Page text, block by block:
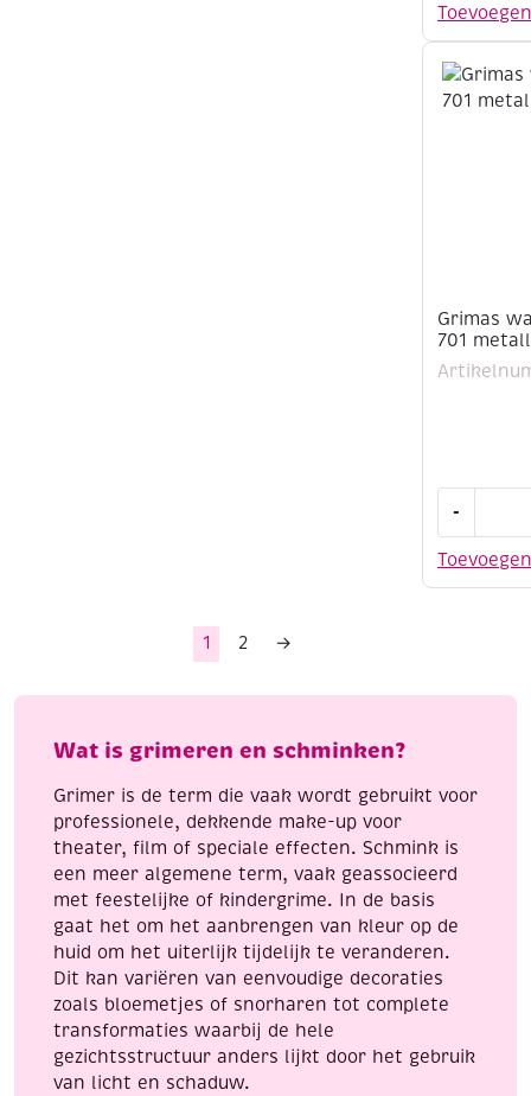
Toevoegen
make-
15
ml,
701
Grimas
701
Toevoegen
-
make-
1 2 →
Wat is grimeren en schminken?
Grimer is de term die vaak wordt gebruikt voor
professionele, dekkende make-up voor
theater, film of speciale effecten. Schmink is
een meer algemene term, vaak geassocieerd
met feestelijke of kindergrime. In de basis
gaat het om het aanbrengen van kleur op de
huid om het uiterlijk tijdelijk te veranderen.
Dit kan variëren van eenvoudige decoraties
zoals bloemetjes of snorharen tot complete
transformaties waarbij de hele
gezichtsstructuur anders lijkt door het gebruik
van licht en schaduw.